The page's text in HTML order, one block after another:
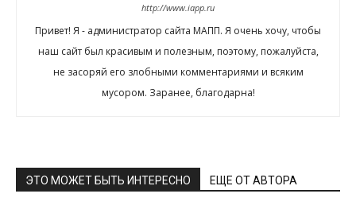
http://www.iapp.ru
Привет! Я - администратор сайта МАПП. Я очень хочу, чтобы
наш сайт был красивым и полезным, поэтому, пожалуйста,
не засоряй его злобными комментариями и всяким
мусором. Заранее, благодарна!
ЭТО МОЖЕТ БЫТЬ ИНТЕРЕСНО ЕЩЕ ОТ АВТОРА